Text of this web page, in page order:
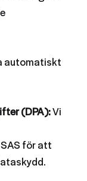
automatiskt
(DPA):Vi
för att